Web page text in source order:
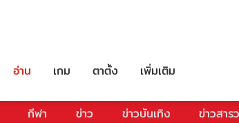
อ่าน เกม ตาตั้ง เพิ่มเติม
กีฬา ข่าว ข่าวบันเทิง ข่าวสาร